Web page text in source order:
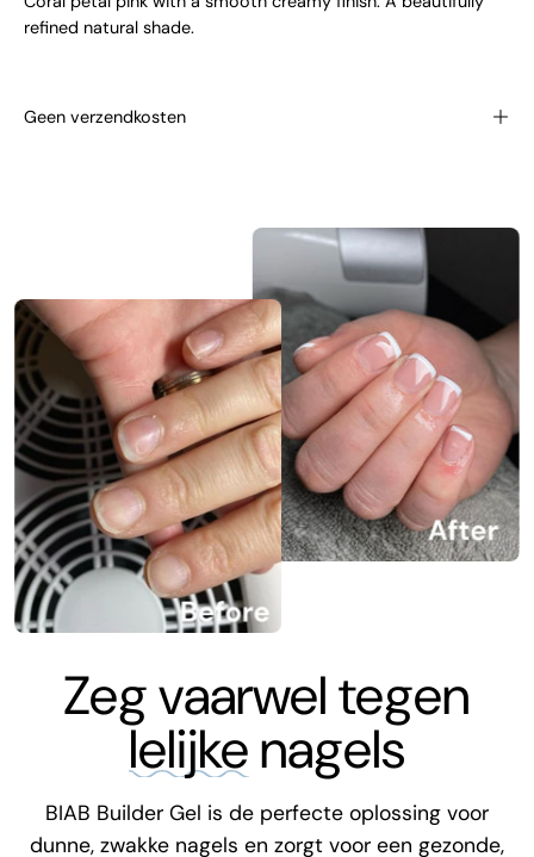
refined natural shade.
Geen verzendkosten
Zeg vaarwel tegen
lelijkenagels
BIAB Builder Gel is de perfecte oplossing voor
dunne, zwakke nagels en zorgt voor een gezonde,